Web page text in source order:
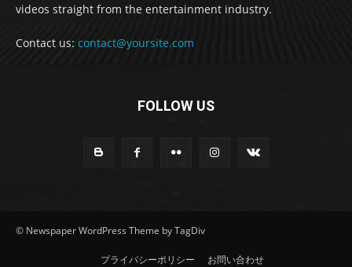
videos straight from the entertainment industry.
Contact us: contact@yoursite.com
FOLLOW US
© Newspaper WordPress Theme by TagDiv
プライバシーポリシー お問い合わせ